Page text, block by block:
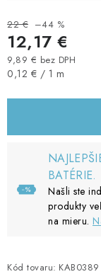
22 € –44 %
12,17 €
9,89 € bez DPH
Jednotková cena:
0,12 € / 1 m
BATÉRIE.
Našli ste
produkty
na mieru.
Kód tovaru: KAB0389